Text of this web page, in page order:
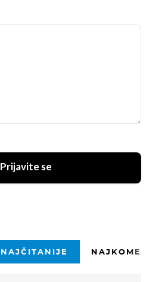
Prijavite se
NAJČITANIJE